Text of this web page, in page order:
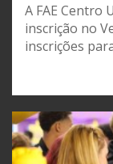
A FAE
inscrição no
inscrições